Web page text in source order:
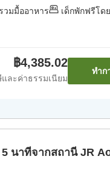
วมมื้ออาหาร เด็กพักฟรีโด
฿4,385.02
ละค่าธรรมเนียม
ทำก
5 นาทีจากสถานี JR